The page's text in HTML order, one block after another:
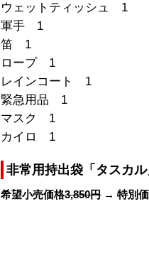
ウェットティッシュ 1
軍手 1
笛 1
ロープ 1
レインコート 1
緊急用品 1
マスク 1
カイロ 1
非常用持出袋「タスカ
希望小売価格3,850円→ 特別